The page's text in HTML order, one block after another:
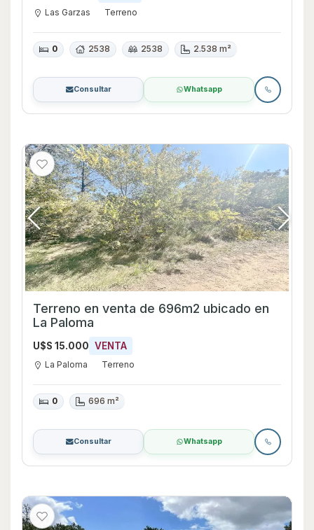
Las Garzas Terreno
0 2538 2538 2.538 m²
Consultar Whatsapp
Terreno en venta de 696m2 ubicado en
La Paloma
U$S 15.000 VENTA
La Paloma Terreno
0 696 m²
Consultar Whatsapp